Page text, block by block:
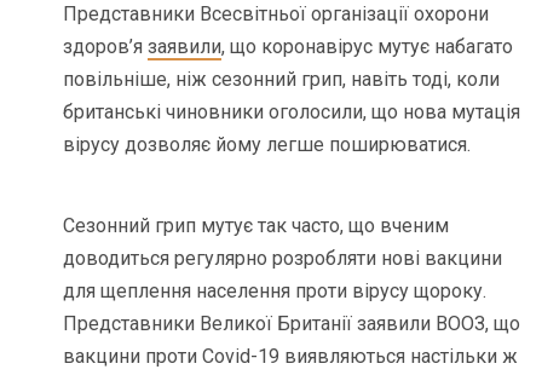
Представники Всесвітньої організації охорони
здоров’язаявили, що коронавірус мутує набагато
повільніше, ніж сезонний грип, навіть тоді, коли
британські чиновники оголосили, що нова мутація
вірусу дозволяє йому легше поширюватися.
Сезонний грип мутує так часто, що вченим
доводиться регулярно розробляти нові вакцини
для щеплення населення проти вірусу щороку.
Представники Великої Британії заявили ВООЗ, що
вакцини проти Covid-19 виявляються настільки ж